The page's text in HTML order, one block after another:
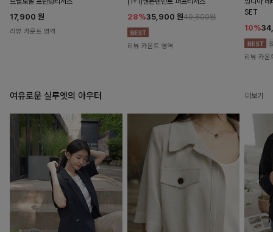
17,900 원
리뷰 카운트 영역
28%35,900 원49,800원
리뷰 카운트 영역
SET
10%
리뷰 카운
여유로운 실루엣의 아우터 더보기